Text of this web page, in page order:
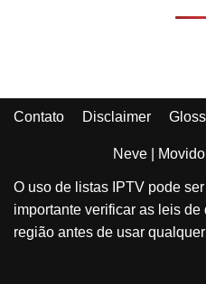
Contato Disclaimer
Neve |
O uso de listas IPTV pode
importante verificar as leis
região antes de usar